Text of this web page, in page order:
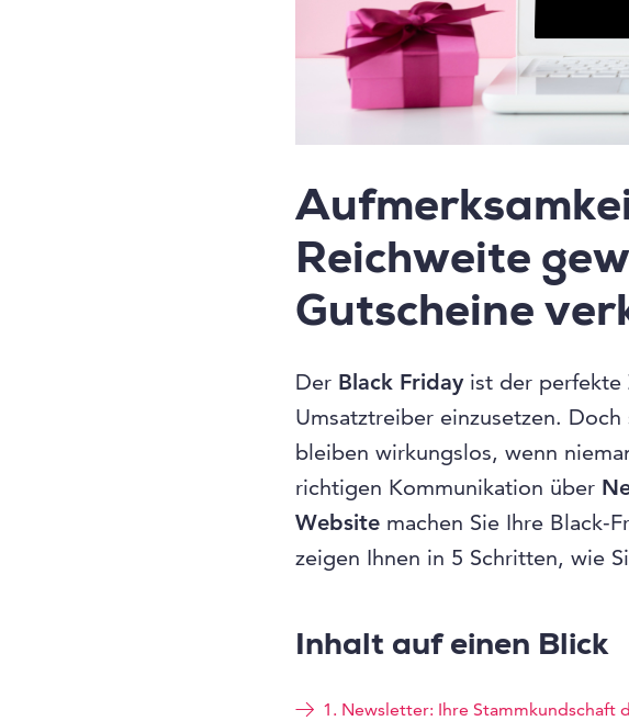
Reichweite
Gutscheine
Der Black Fridayist der perfekte
Umsatztreiber einzusetzen.
bleiben wirkungslos, wenn
richtigen Kommunikation über
Websitemachen Sie Ihre Black-
zeigen Ihnen in 5 Schritten, wie
Inhalt auf einen Blick
1. Newsletter: Ihre Stammkundschaft